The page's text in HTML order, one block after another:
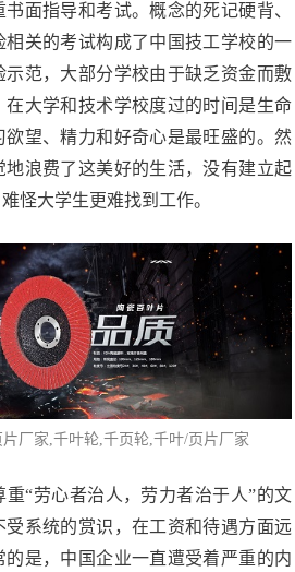
面指导和考试。概念的死记硬背、
关的考试构成了中国技工学校的一
范，大部分学校由于缺乏资金而敷
大学和技术学校度过的时间是生命
望、精力和好奇心是最旺盛的。然
浪费了这美好的生活，没有建立起
怪大学生更难找到工作。
厂家,千叶轮, 千页轮 ,千叶/页片厂家
“劳心者治人，劳力者治于人”的文
系统的赏识，在工资和待遇方面远
是，中国企业一直遭受着严重的内